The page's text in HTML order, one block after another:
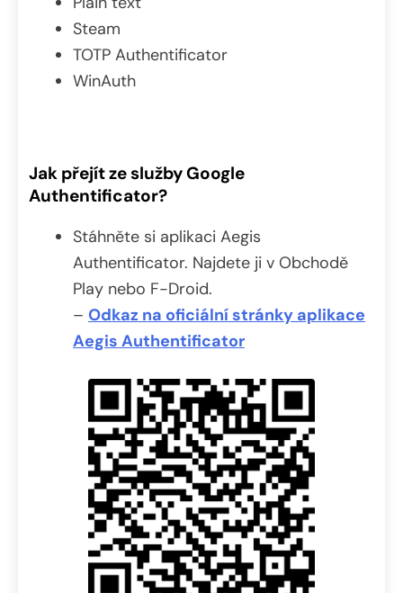
Steam
TOTP Authentificator
WinAuth
Jak přejít ze služby Google
Authentificator?
Stáhněte si aplikaci Aegis
Authentificator. Najdete ji v Obchodě
Play nebo F-Droid.
– Odkaz na oficiální stránky aplikace
Aegis Authentificator